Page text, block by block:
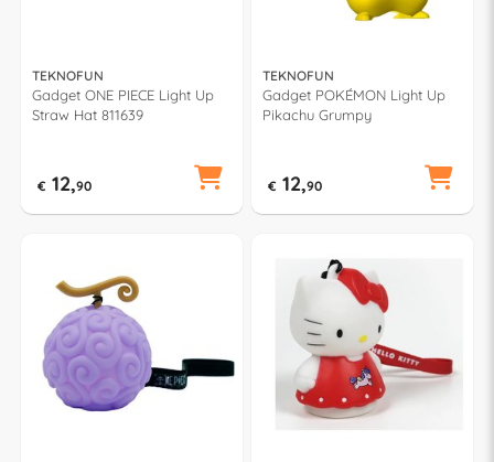
TEKNOFUN
Gadget ONE PIECE Light Up
Straw Hat 811639
€ 12,90
TEKNOFUN
Gadget POKÉMON Light Up
Pikachu Grumpy
€ 12,90